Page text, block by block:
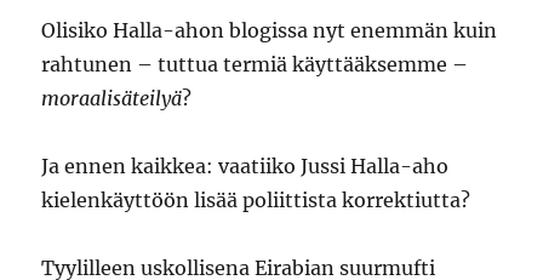
Olisiko Halla-ahon blogissa nyt enemmän kuin
rahtunen – tuttua termiä käyttääksemme –
moraalisäteilyä?
Ja ennen kaikkea: vaatiiko Jussi Halla-aho
kielenkäyttöön lisää poliittista korrektiutta?
Tyylilleen uskollisena Eirabian suurmufti